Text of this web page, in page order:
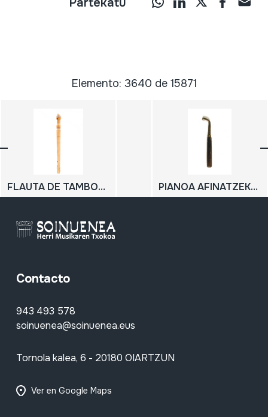
Elemento: 3640 de 15871
FLAUTA DE TAMBORILERO PIANOA AFINATZEKO GILTZA; LLAVE PARA AFINAR PIANO
Contacto
943 493 578
soinuenea@soinuenea.eus
Tornola kalea, 6 - 20180 OIARTZUN
Ver en Google Maps